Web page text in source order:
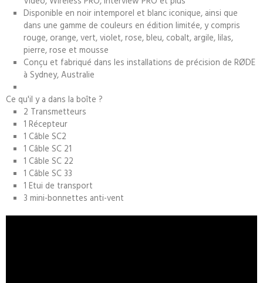
Disponible en noir intemporel et blanc iconique, ainsi que
dans une gamme de couleurs en édition limitée, y compris
rouge, orange, vert, violet, rose, bleu, cobalt, argile, lilas,
pierre, rose et mousse
Conçu et fabriqué dans les installations de précision de RØDE
à Sydney, Australie
Ce qu'il y a dans la boîte ?
2 Transmetteurs
1 Récepteur
1 Câble SC2
1 Câble SC 21
1 Câble SC 22
1 Câble SC 33
1 Etui de transport
3 mini-bonnettes anti-vent